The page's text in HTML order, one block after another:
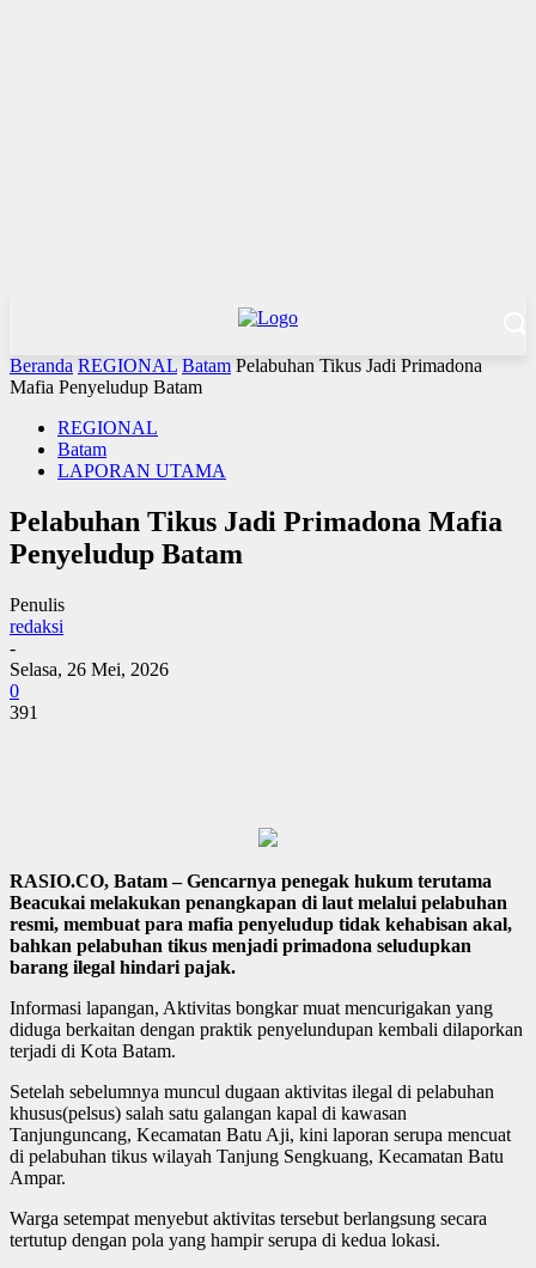
Beranda REGIONAL Batam Pelabuhan Tikus Jadi Primadona
Mafia Penyeludup Batam
REGIONAL
Batam
LAPORAN UTAMA
Pelabuhan Tikus Jadi Primadona Mafia
Penyeludup Batam
Penulis
redaksi
-
Selasa, 26 Mei, 2026
0
391
RASIO.CO, Batam – Gencarnya penegak hukum terutama
Beacukai melakukan penangkapan di laut melalui pelabuhan
resmi, membuat para mafia penyeludup tidak kehabisan akal,
bahkan pelabuhan tikus menjadi primadona seludupkan
barang ilegal hindari pajak.
Informasi lapangan, Aktivitas bongkar muat mencurigakan yang
diduga berkaitan dengan praktik penyelundupan kembali dilaporkan
terjadi di Kota Batam.
Setelah sebelumnya muncul dugaan aktivitas ilegal di pelabuhan
khusus(pelsus) salah satu galangan kapal di kawasan
Tanjunguncang, Kecamatan Batu Aji, kini laporan serupa mencuat
di pelabuhan tikus wilayah Tanjung Sengkuang, Kecamatan Batu
Ampar.
Warga setempat menyebut aktivitas tersebut berlangsung secara
tertutup dengan pola yang hampir serupa di kedua lokasi.